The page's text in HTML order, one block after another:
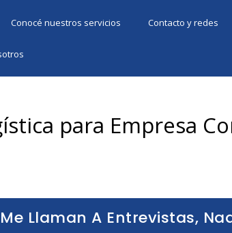
Conocé nuestros servicios Contacto y redes
para Empresa
Llaman A Entrevistas,